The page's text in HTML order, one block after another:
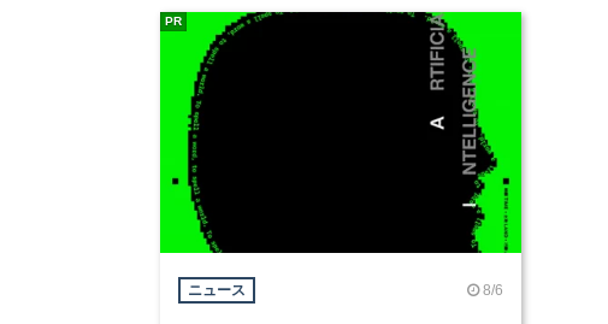
ニュース 8/6
PR